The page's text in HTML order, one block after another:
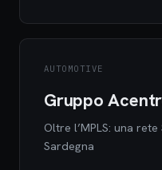
AUTOMOTIVE
Gruppo
Oltre l’MPLS: una
Sardegna